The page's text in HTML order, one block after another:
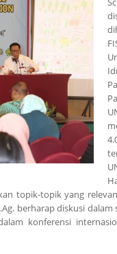
topik-topik yang
berharap diskusi
konferensi